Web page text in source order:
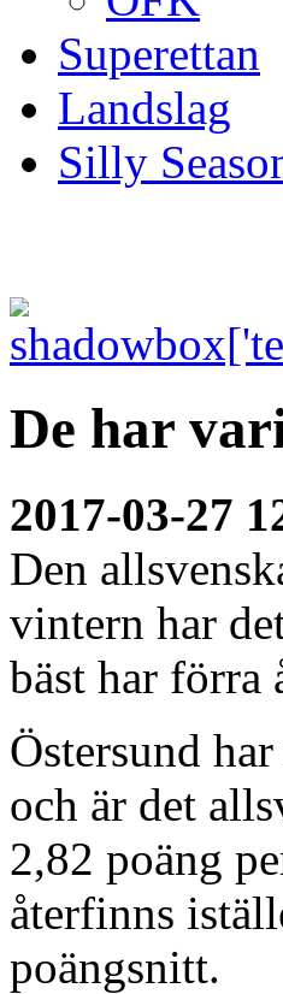
Superettan
Landslag
Silly
De har
2017-03-27
Den
vintern har
bäst har förra
Östersund
och är det
2,82 poäng
återfinns
poängsnitt.